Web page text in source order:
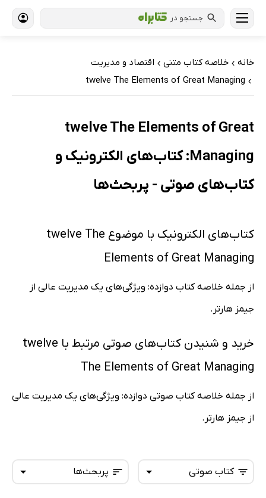
جستجو در
خانه › خلاصه کتاب متنی › اقتصاد و مدیریت
›
twelve The Elements of Great Managing
twelve The Elements of Great
Managing: کتاب‌های الکترونیک و
کتاب‌های صوتی - پربحث‌ها
کتاب‌های الکترونیک با موضوع twelve The
Elements of Great Managing
از جمله خلاصه کتاب دوازده: ویژگی‌های یک مدیریت عالی از
جیمز هارتر.
خرید و شنیدن کتاب‌های صوتی مرتبط با twelve
The Elements of Great Managing
از جمله خلاصه کتاب صوتی دوازده: ویژگی‌های یک مدیریت عالی
از جیمز هارتر.
پربحث‌ها کتاب صوتی